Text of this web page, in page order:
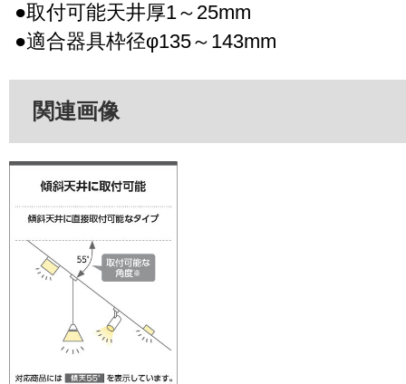
●取付可能天井厚1～25mm
●適合器具枠径φ135～143mm
関連画像